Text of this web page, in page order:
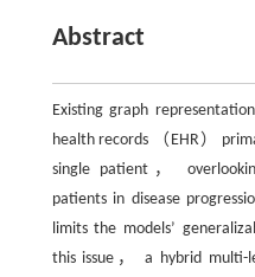
Abstract
Existing graph
health records （EHR）
single patient，
patients in disease
limits the models’
this issue， a hybrid multi-